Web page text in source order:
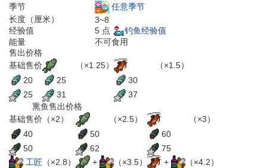
季节
任意季节
长度（厘米）
3~8
经验值
5 点
钓鱼经验值
能量
不可食用
售出价格
基础售价
（×1.25）
（×1.5）
20
25
25
31
30
37
熏鱼售出价格
基础售价（×2）
（×2.5）
（×3）
40
50
50
62
60
75
工匠 （×2.8） + （×3.5） +
（×4.2）